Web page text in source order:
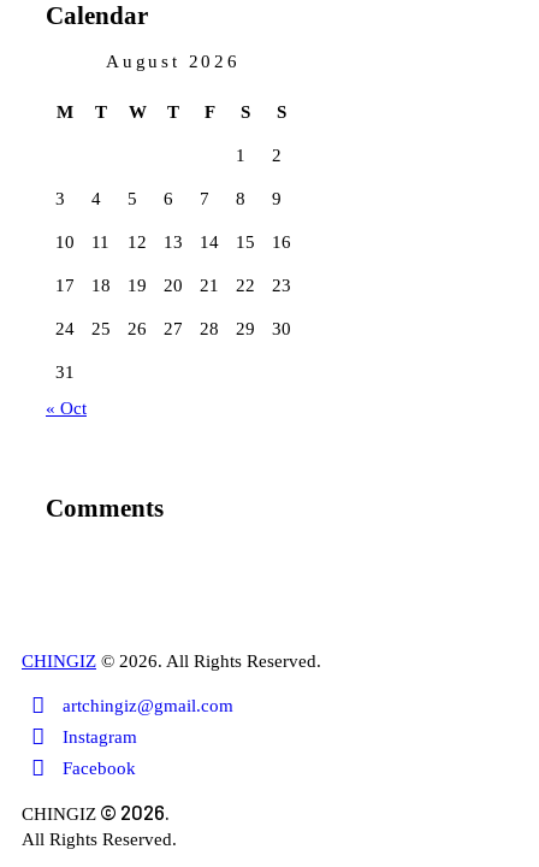
Calendar
August 2026
M T W T F S S
1 2
3 4 5 6 7 8 9
10 11 12 13 14 15 16
17 18 19 20 21 22 23
24 25 26 27 28 29 30
31
« Oct
Comments
CHINGIZ © 2026. All Rights Reserved.
artchingiz@gmail.com
Instagram
Facebook
CHINGIZ © 2026.
All Rights Reserved.